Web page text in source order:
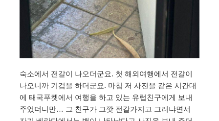
숙소에서 전갈이 나오더군요. 첫 해외여행에서 전갈이
나오니까 기겁을 하더군요. 마침 저 사진을 같은 시간대
에 태국푸켓에서 여행을 하고 있는 유럽친구에게 보내
주었더니만… 그 친구가 그깟 전갈가지고 그러냐면서